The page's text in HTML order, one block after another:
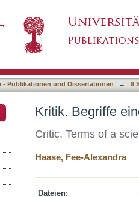
- Publikationen und Dissertationen → 9
Kritik. Begriffe
Critic. Terms of a
Haase, Fee-Alexandra
Dateien: